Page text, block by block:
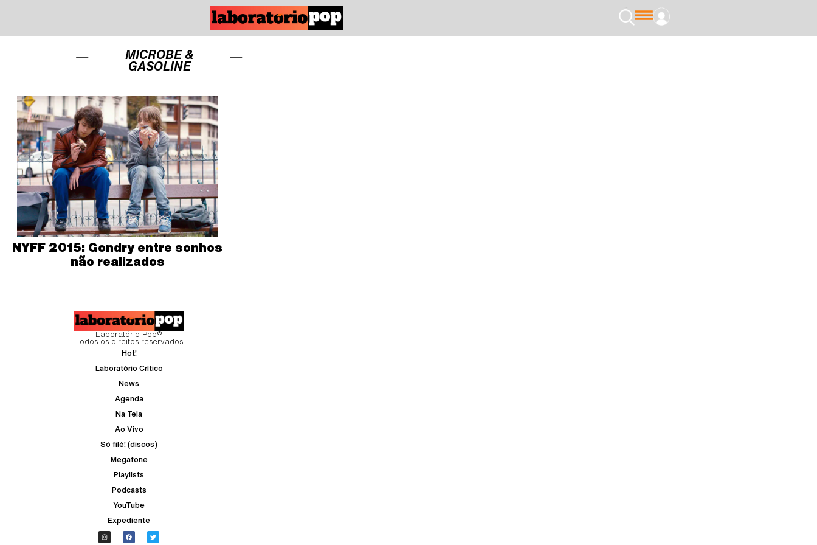
MICROBE &
GASOLINE
NYFF 2015: Gondry entre sonhos
não realizados
Laboratório Pop®
Todos os direitos reservados
Hot!
Laboratório Crítico
News
Agenda
Na Tela
Ao Vivo
Só filé! (discos)
Megafone
Playlists
Podcasts
YouTube
Expediente